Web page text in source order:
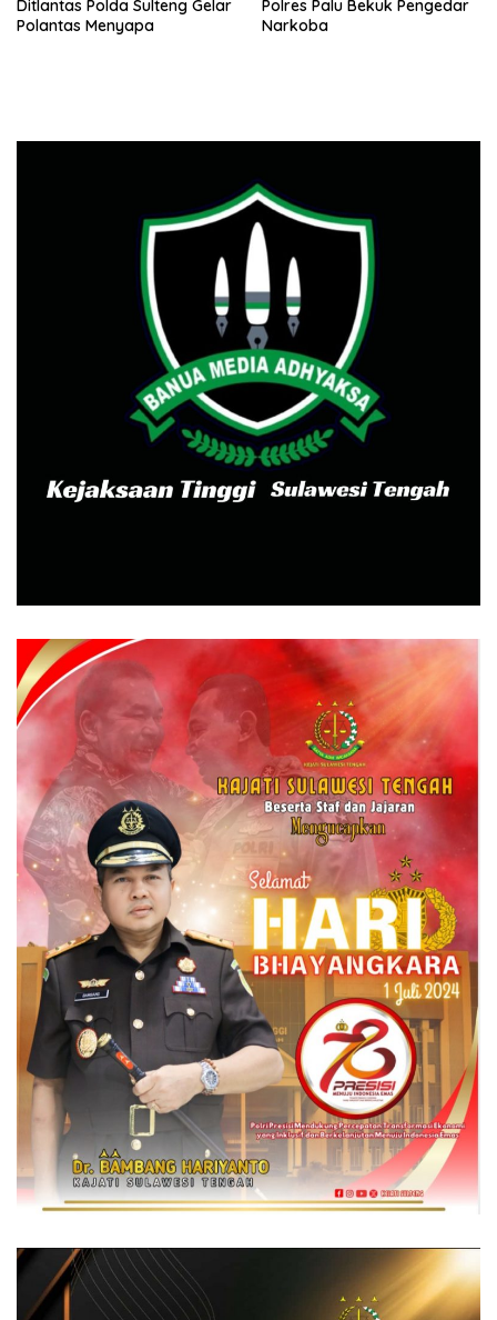
Ditlantas Polda Sulteng Gelar
Polantas Menyapa
Polres Palu Bekuk Pengedar
Narkoba